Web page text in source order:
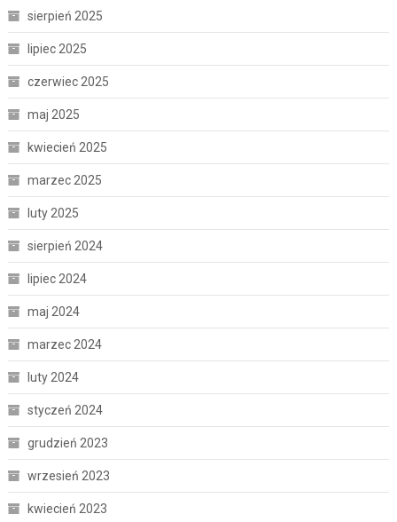
sierpień 2025
lipiec 2025
czerwiec 2025
maj 2025
kwiecień 2025
marzec 2025
luty 2025
sierpień 2024
lipiec 2024
maj 2024
marzec 2024
luty 2024
styczeń 2024
grudzień 2023
wrzesień 2023
kwiecień 2023